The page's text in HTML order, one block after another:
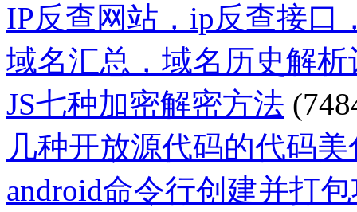
IP反查网站，ip反查接口
域名汇总，域名历史解
JS七种加密解密方法
几种开放源代码的代码
android命令行创建并打